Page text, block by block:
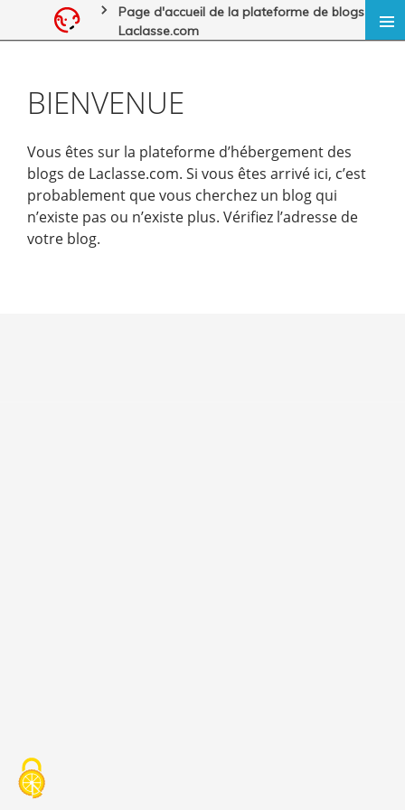
Page d'accueil de la plateforme de blogs de
Laclasse.com
AU
BIENVENUE
Vous êtes sur la plateforme d’hébergement des
blogs de Laclasse.com. Si vous êtes arrivé ici, c’est
probablement que vous cherchez un blog qui
n’existe pas ou n’existe plus. Vérifiez l’adresse de
votre blog.
Panneau de gestion des cookies